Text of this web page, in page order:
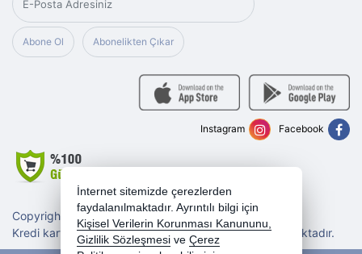
Abone Ol Abonelikten Çıkar
Copyright 2026 morotogrup.com - Tüm hakları saklıdır.
Kredi kartı bilgileriniz 256bit SSL sertifikası ile korunmaktadır.
Facebook
Instagram
İnternet sitemizde çerezlerden
faydalanılmaktadır. Ayrıntılı bilgi için
Kişisel Verilerin Korunması Kanununu,
Gizlilik Sözleşmesi ve Çerez